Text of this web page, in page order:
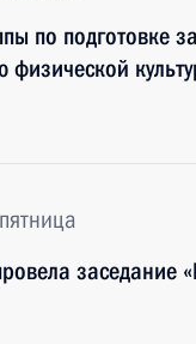
по подготовке
заседание